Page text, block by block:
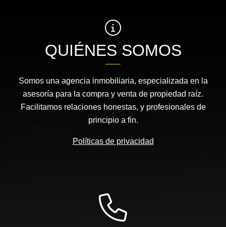
QUIÉNES SOMOS
Somos una agencia inmobiliaria, especializada en la
asesoría para la compra y venta de propiedad raíz.
Facilitamos relaciones honestas, y profesionales de
principio a fin.
Políticas de privacidad